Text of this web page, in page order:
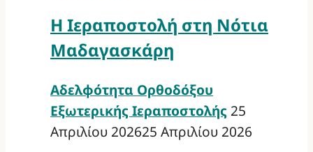
Η Ιεραποστολή στη Νότια
Μαδαγασκάρη
Αδελφότητα Ορθοδόξου
Εξωτερικής Ιεραποστολής 25
Απριλίου 202625 Απριλίου 2026